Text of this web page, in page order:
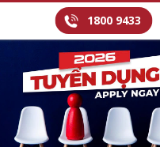
1800 9433